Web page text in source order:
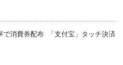
で消費券配布 「支付宝」タッチ決済